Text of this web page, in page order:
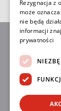
Rezygnacja z
może
nie będą
informacji
prywatności